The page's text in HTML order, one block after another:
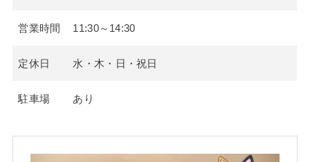
営業時間 11:30～14:30
定休日 水・木・日・祝日
駐車場 あり